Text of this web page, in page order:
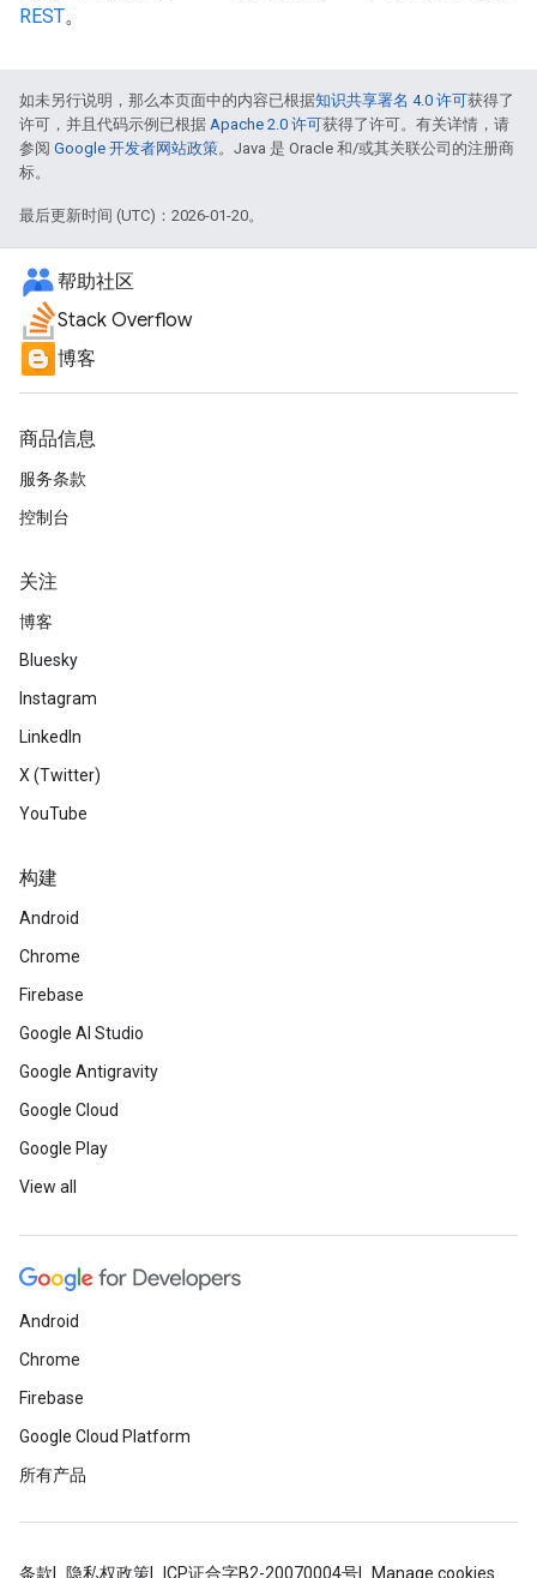
REST。
如未另行说明，那么本页面中的内容已根据知识共享署名 4.0 许可获得了
许可，并且代码示例已根据 Apache 2.0 许可获得了许可。有关详情，请
参阅 Google 开发者网站政策。Java 是 Oracle 和/或其关联公司的注册商
标。
最后更新时间 (UTC)：2026-01-20。
帮助社区
Stack Overflow
博客
商品信息
服务条款
控制台
关注
博客
Bluesky
Instagram
LinkedIn
X (Twitter)
YouTube
构建
Android
Chrome
Firebase
Google AI Studio
Google Antigravity
Google Cloud
Google Play
View all
Android
Chrome
Firebase
Google Cloud Platform
所有产品
条款 隐私权政策 ICP证合字B2-20070004号 Manage cookies